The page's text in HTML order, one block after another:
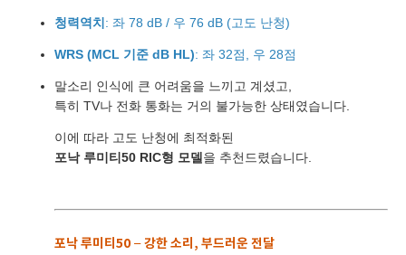
청력역치: 좌 78 dB / 우 76 dB (고도 난청)
WRS (MCL 기준 dB HL): 좌 32점, 우 28점
말소리 인식에 큰 어려움을 느끼고 계셨고,
특히 TV나 전화 통화는 거의 불가능한 상태였습니다.
이에 따라 고도 난청에 최적화된
포낙 루미티50 RIC형 모델을 추천드렸습니다.
포낙 루미티50 – 강한 소리, 부드러운 전달
바로 예약하기
이름